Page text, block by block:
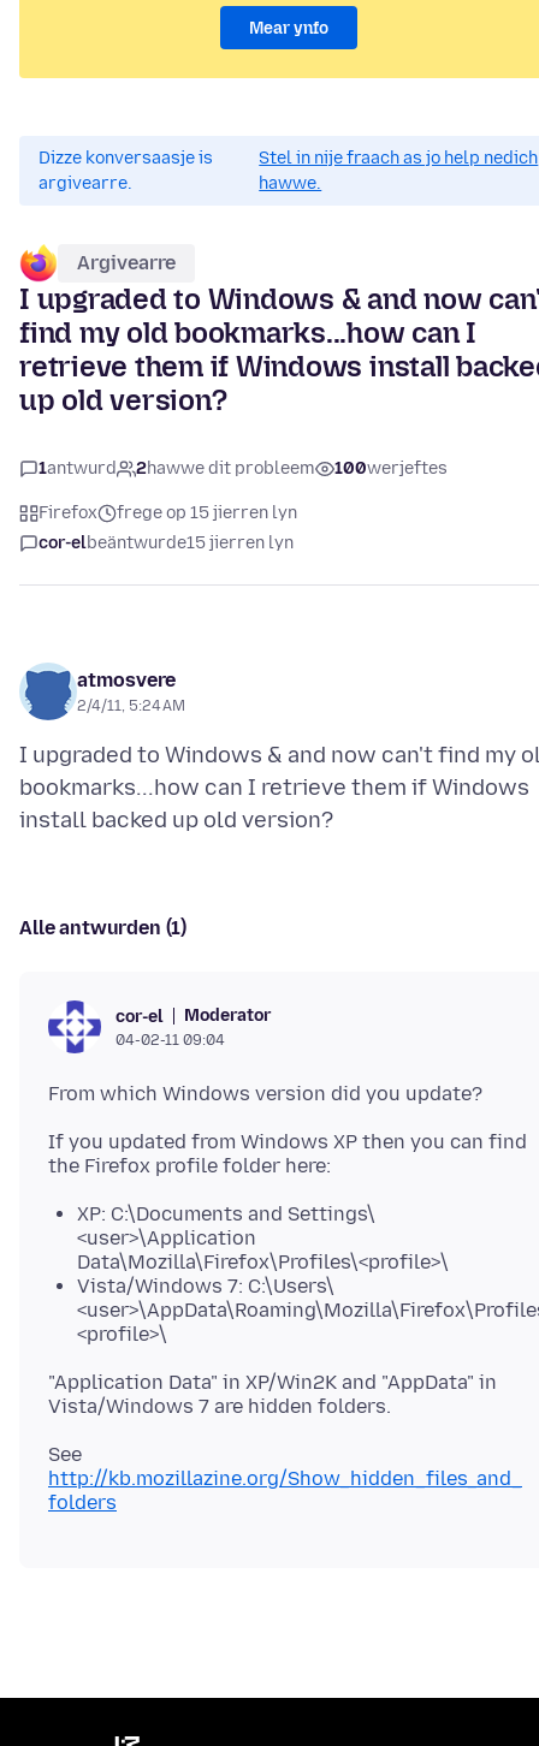
Mear ynfo
Dizze konversaasje is
argivearre.
Stel in nije fraach as jo help nedich
hawwe.
Argivearre
I upgraded to Windows & and now
find my old bookmarks...how can I
retrieve them if Windows install
up old version?
1antwurd 2hawwe dit probleem 100werjeftes
Firefox
frege op 15 jierren lyn
cor-elbeäntwurde15 jierren lyn
atmosvere
2/4/11, 5:24 AM
I upgraded to Windows & and now can't find my
bookmarks...how can I retrieve them if Windows
Alle antwurden (1)
cor-el Moderator
04-02-11 09:04
If you updated from Windows XP then you can find
XP: C:\Documents and Settings\
<user>\Application
Data\Mozilla\Firefox\Profiles\<profile>\
Vista/Windows 7: C:\Users\
<profile>\
"Application Data" in XP/Win2K and "AppData" in
Vista/Windows 7 are hidden folders.
See
http://kb.mozillazine.org/Show_hidden_files_and_
folders